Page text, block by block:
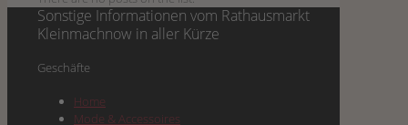
Sonstige Informationen vom Rathausmarkt
Kleinmachnow in aller Kürze
Geschäf­te
Home
Mode & Accessoires